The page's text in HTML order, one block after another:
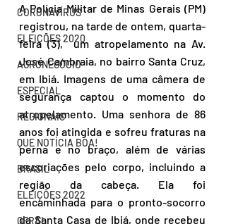
CORONAVÍRUS
ELEIÇÕES 2020
AGRONEGÓCIO
ESPECIAL
REGIONAIS
QUE NOTÍCIA BOA!
BRASIL
ELEIÇÕES 2022
GERAL
A Polícia Militar de Minas Gerais (PM)
registrou, na tarde de ontem, quarta-
feira (3),  um atropelamento na Av.
José Cambraia, no bairro Santa Cruz,
em Ibiá. Imagens de uma câmera de
segurança captou o momento do
atropelamento. Uma senhora de 86
anos foi atingida e sofreu fraturas na
perna e no braço, além de várias
escoriações pelo corpo, incluindo a
região da cabeça. Ela foi
encaminhada para o pronto-socorro
da Santa Casa de Ibiá, onde recebeu